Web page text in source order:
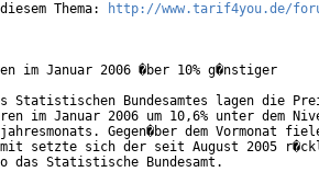
Thema:
http://www.tarif4you.de/
im Januar 2006 �ber 10% g�nstiger
Statistischen Bundesamtes lagen die
im Januar 2006 um 10,6% unter dem
Gegen�ber dem Vormonat
setzte sich der seit August 2005
das Statistische Bundesamt.